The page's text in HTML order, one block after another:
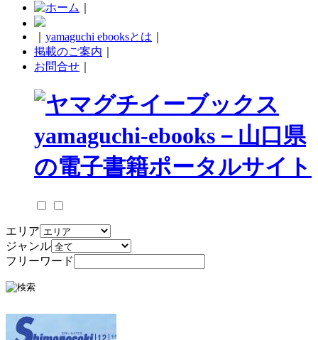
yamaguchi ebooksとは
掲載のご案内
お問合せ
エリア
ジャンル
フリーワード